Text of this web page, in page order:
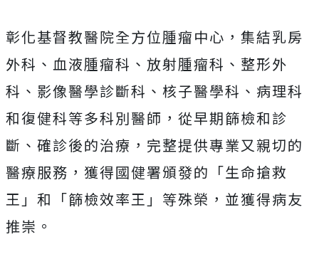
彰化基督教醫院全方位腫瘤中心，集結乳房
外科、血液腫瘤科、放射腫瘤科、整形外
科、影像醫學診斷科、核子醫學科、病理科
和復健科等多科別醫師，從早期篩檢和診
斷、確診後的治療，完整提供專業又親切的
醫療服務，獲得國健署頒發的「生命搶救
王」和「篩檢效率王」等殊榮，並獲得病友
推崇。